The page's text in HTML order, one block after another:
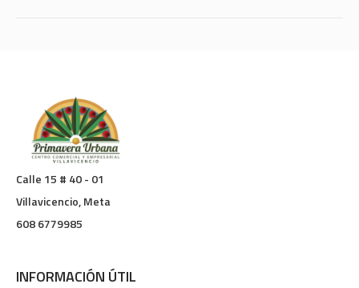
Calle 15 # 40 - 01
Villavicencio, Meta
608 6779985
INFORMACIÓN ÚTIL